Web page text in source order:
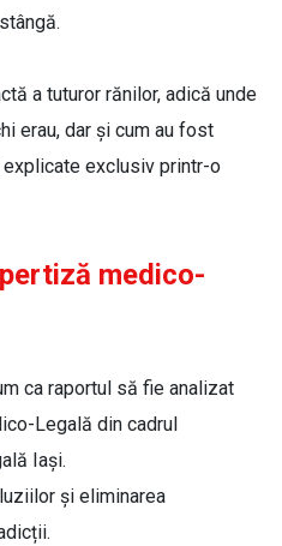
a tuturor rănilor, adică unde
erau, dar și cum au fost
exclusiv printr-o
medico-
ca raportul să fie analizat
Legală din cadrul
Iași.
și eliminarea